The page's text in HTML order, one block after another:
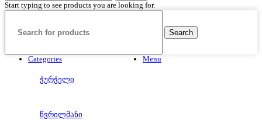
Start typing to see products you are looking for.
Search
Menu
Categories
ჭურჭელი
წვრილმანი